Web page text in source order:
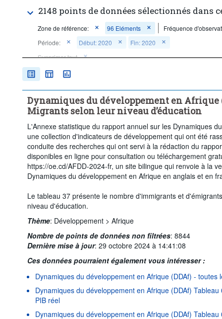
2148 points de données sélectionnés dans
Zone de référence: 96 Eléments
Fréquence
Période:
Début: 2020
Fin: 2020
Supprimer tout
Dynamiques du développement en Afrique
Migrants selon leur niveau d’éducation
L'Annexe statistique du rapport annuel sur les Dynamiques
une collection d'indicateurs de développement qui ont été
conduite des recherches qui ont servi à la rédaction du
disponibles en ligne pour consultation ou téléchargement
https://oe.cd/AFDD-2024-fr, un site bilingue qui renvoie à la
Dynamiques du développement en Afrique en anglais et en
Le tableau 37 présente le nombre d'immigrants et
niveau d'éducation.
Thème: Développement > Afrique
Nombre de points de données non filtrées: 8844
Dernière mise à jour: 29 octobre 2024 à 14:41:08
Ces données pourraient également vous intéresser :
Dynamiques du développement en Afrique (DDAf) - toutes
Dynamiques du développement en Afrique (DDAf)
PIB réel
Dynamiques du développement en Afrique (DDAf)